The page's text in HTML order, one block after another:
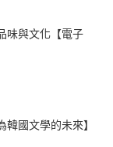
味與文化【電子
國文學的未來】